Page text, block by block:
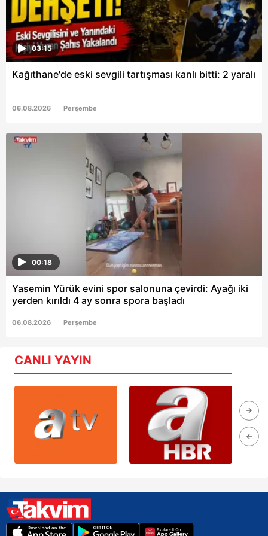
03:15
Kağıthane'de eski sevgili tartışması kanlı bitti: 2 yaralı
06.08.2026 Perşembe
00:18
Yasemin Yürük evini spor salonuna çevirdi: Ayağı iki
yerden kırıldı 4 ay sonra spora başladı
06.08.2026 Perşembe
CANLI YAYIN